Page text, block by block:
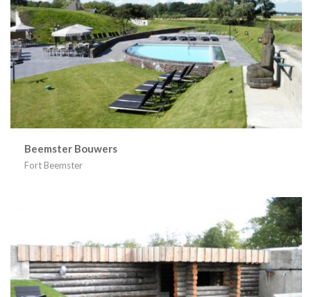
Beemster Bouwers
Fort Beemster